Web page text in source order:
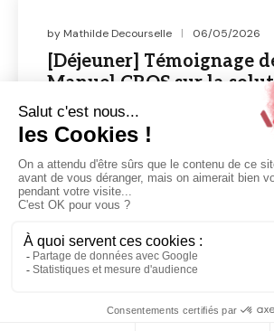
by Mathilde Decourselle 06/05/2026
[Déjeuner] Témoignage
Manuel CROS sur la
Le départ d’un Responsable
n’arrive jamais “au bon moment”.
précis : 90 recrutements à sécuriser,
à soutenir et une entreprise en pleine